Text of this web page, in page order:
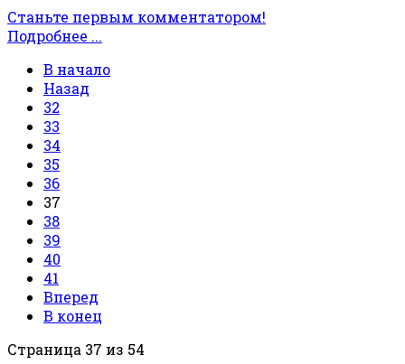
Станьте первым комментатором!
Подробнее ...
В начало
Назад
32
33
34
35
36
37
38
39
40
41
Вперед
В конец
Страница 37 из 54